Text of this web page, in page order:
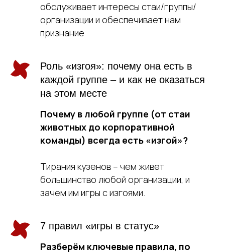
обслуживает интересы стаи/группы/
организации и обеспечивает нам
признание
Роль «изгоя»: почему она есть в
каждой группе – и как не оказаться
на этом месте
Почему в любой группе (от стаи
животных до корпоративной
команды) всегда есть «изгой»?
Тирания кузенов – чем живет
большинство любой организации, и
зачем им игры с изгоями.
7 правил «игры в статус»
Разберём ключевые правила, по
Почему это важно?
В эпоху цифровизации и
гиперкоммуникации понимание